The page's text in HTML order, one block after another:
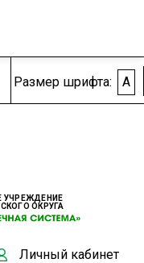
Размер шрифта: A
УЧРЕЖДЕНИЕ
ОКРУГА
Личный кабинет